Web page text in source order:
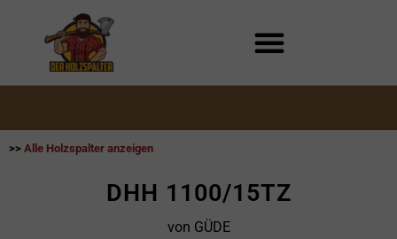
>> Alle Holzspalter anzeigen
DHH 1100/15TZ
von GÜDE